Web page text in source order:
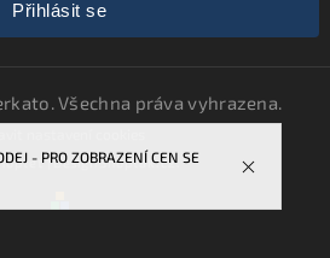
- PRO ZOBRAZENÍ CEN SE
Přihlásit se
. Všechna práva vyhrazena.
| DesignShoptak.cz.